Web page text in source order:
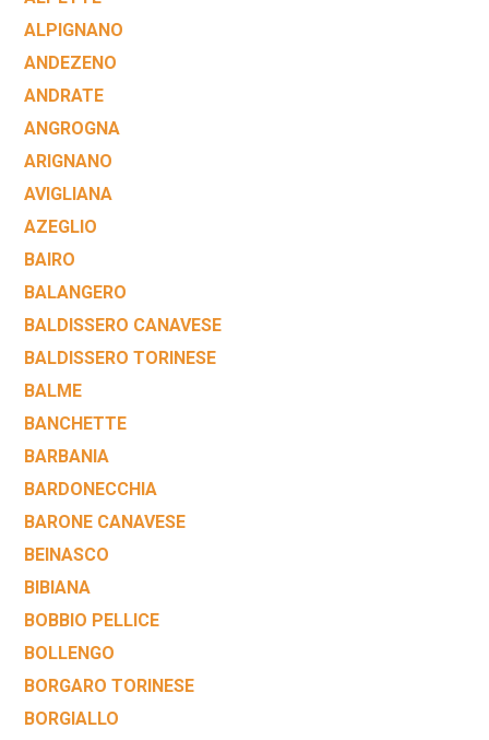
ALPIGNANO
ANDEZENO
ANDRATE
ANGROGNA
ARIGNANO
AVIGLIANA
AZEGLIO
BAIRO
BALANGERO
BALDISSERO CANAVESE
BALDISSERO TORINESE
BALME
BANCHETTE
BARBANIA
BARDONECCHIA
BARONE CANAVESE
BEINASCO
BIBIANA
BOBBIO PELLICE
BOLLENGO
BORGARO TORINESE
BORGIALLO